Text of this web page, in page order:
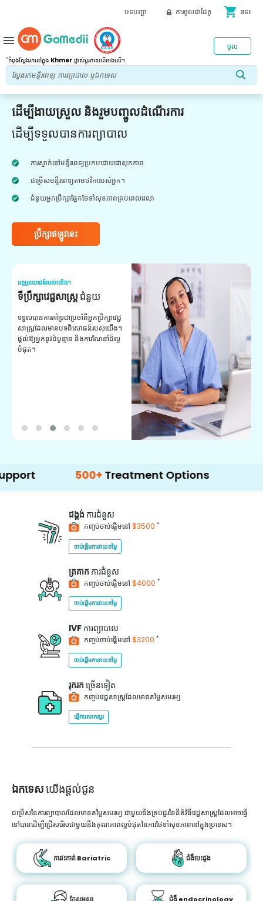
បទបញ្ជា ការចូលជាដៃគូ shopping_cart រទេះ
*កំពុងស្វែងរកនៅក្នុង Khmer ផ្លាស់ប្តូរភាសាពីខាងលើ។
ចូល
menu
ដើម្បីងាយស្រួល និងរួមបញ្ចូលដំណើរការ
ដើម្បីទទួលបានការព្យាបាល
ការស្នាក់នៅមន្ទីរពេទ្យប្រកបដោយផាសុកភាព
ជម្រើសមន្ទីរពេទ្យតាមថវិការបស់អ្នក។
ជំនួយអ្នកប្រឹក្សាផ្នែកថែទាំសុខភាពគ្រប់ពេលវេលា
ប្រឹក្សាឥឡូវនេះ
អត្ថប្រយោជន៍របស់យើង។
ទីប្រឹក្សាវេជ្ជសាស្ត្រជំនួយ
ទទួលបានការគាំទ្រជាប្រចាំពីអ្នកប្រឹក្សាវេជ្ជ
សាស្ត្រដែលមានបទពិសោធន៍របស់យើង។
ផ្តល់ឱ្យអ្នកនូវដំបូន្មាន និងការណែនាំដ៏ល្អ
បំផុត។
500+ Treatment Options
ជង្គង់ ការជំនួស
កញ្ចប់ចាប់ផ្តើមនៅ $3500 *
ចាប់ផ្តើមការវាយតម្លៃ
ត្រគាក ការជំនួស
កញ្ចប់ចាប់ផ្តើមនៅ $4000 *
ចាប់ផ្តើមការវាយតម្លៃ
IVF ការព្យាបាល
កញ្ចប់ចាប់ផ្តើមនៅ $3200 *
ចាប់ផ្តើមការវាយតម្លៃ
រុករក ច្រើនទៀត
កញ្ចប់វេជ្ជសាស្ត្រដែលមានតម្លៃសមរម្យ
ផ្ញើការសាកសួរ
ឯកទេសយើងផ្តល់ជូន
ជម្រើសនៃការព្យាបាលដែលមានតម្លៃសមរម្យ ជាមួយនឹងគ្រប់ជួរនៃនីតិវិធីវេជ្ជសាស្រ្តដែលអាចធ្វើ
ទៅបានដើម្បីជ្រើសរើសជាមួយនឹងគុណភាពល្អបំផុតនៃការថែទាំសុខភាពនៅក្នុងប្រទេស។
ការវះកាត់ Bariatric ជំងឺបេះដូង